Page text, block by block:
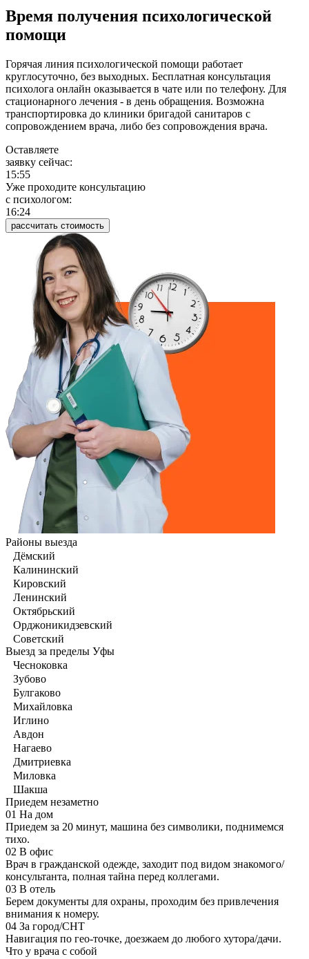
Время получения психологической
помощи
Горячая линия психологической помощи работает
круглосуточно, без выходных. Бесплатная консультация
психолога онлайн оказывается в чате или по телефону. Для
стационарного лечения - в день обращения. Возможна
транспортировка до клиники бригадой санитаров с
сопровождением врача, либо без сопровождения врача.
Оставляете
заявку сейчас:
15:55
Уже проходите консультацию
c психологом:
16:24
рассчитать стоимость
Районы выезда
Дёмский
Калининский
Кировский
Ленинский
Октябрьский
Орджоникидзевский
Советский
Выезд за пределы Уфы
Чесноковка
Зубово
Булгаково
Михайловка
Иглино
Авдон
Нагаево
Дмитриевка
Миловка
Шакша
Приедем незаметно
01 На дом
Приедем за 20 минут, машина без символики, поднимемся
тихо.
02 В офис
Врач в гражданской одежде, заходит под видом знакомого/
консультанта, полная тайна перед коллегами.
03 В отель
Берем документы для охраны, проходим без привлечения
внимания к номеру.
04 За город/СНТ
Навигация по гео-точке, доезжаем до любого хутора/дачи.
Что у врача с собой